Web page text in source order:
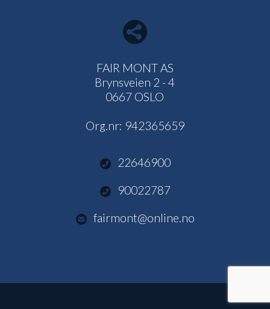
FAIR MONT AS
Brynsveien 2 - 4
0667 OSLO
Org.nr: 942365659
22646900
90022787
fairmont@online.no